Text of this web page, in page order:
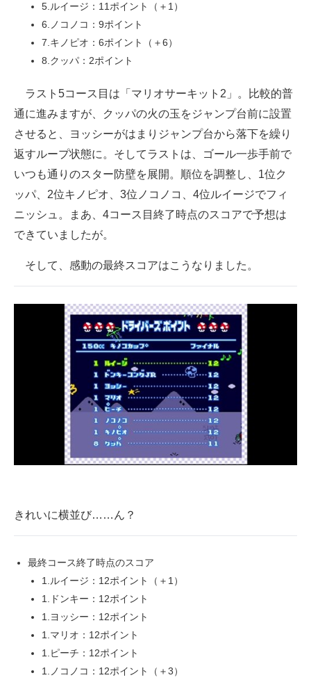
5.ルイージ：11ポイント（＋1）
6.ノコノコ：9ポイント
7.キノピオ：6ポイント（＋6）
8.クッパ：2ポイント
ラスト5コース目は「マリオサーキット2」。比較的普
通に進みますが、クッパの火の玉をジャンプ台前に設置
させると、ヨッシーがはまりジャンプ台から落下を繰り
返すループ状態に。そしてラストは、ゴール一歩手前で
いつも通りのスター防壁を展開。順位を調整し、1位ク
ッパ、2位キノピオ、3位ノコノコ、4位ルイージでフィ
ニッシュ。まあ、4コース目終了時点のスコアで予想は
できていましたが。
そして、感動の最終スコアはこうなりました。
きれいに横並び……ん？
最終コース終了時点のスコア
1.ルイージ：12ポイント（＋1）
1.ドンキー：12ポイント
1.ヨッシー：12ポイント
1.マリオ：12ポイント
1.ピーチ：12ポイント
1.ノコノコ：12ポイント（＋3）